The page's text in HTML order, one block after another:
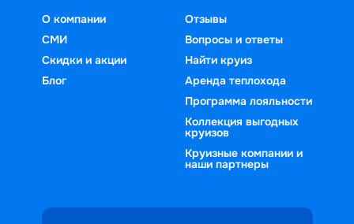
О компании
СМИ
Скидки и акции
Блог
Отзывы
Вопросы и ответы
Найти круиз
Аренда теплохода
Программа лояльности
Коллекция выгодных
круизов
Круизные компании и
наши партнеры